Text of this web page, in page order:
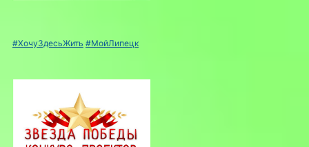
#ХочуЗдесьЖить #МойЛипецк